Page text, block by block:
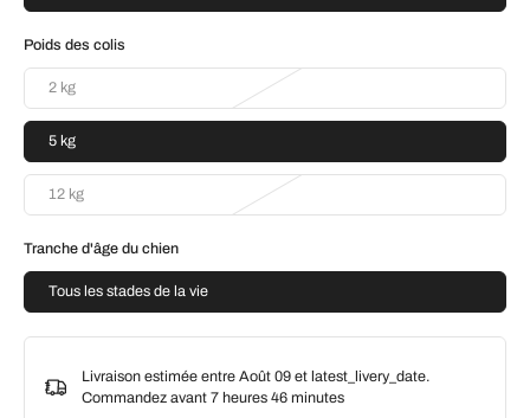
Poids des colis
2 kg
5 kg
12 kg
Tranche d'âge du chien
Tous les stades de la vie
Livraison estimée entre Août 09 et latest_livery_date.
Commandez avant 7 heures 46 minutes